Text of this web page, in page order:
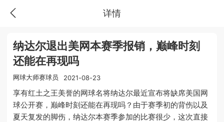
详情
纳达尔退出美网本赛季报销，巅峰时刻
还能在再现吗
网球大师赛球员 2021-08-23
享有红土之王美誉的网球名将纳达尔最近宣布将缺席美国网
球公开赛，巅峰时刻还能在再现吗？由于赛季初的背伤以及
夏天复发的脚伤，纳达尔本赛季参加的比赛很少，这次直接